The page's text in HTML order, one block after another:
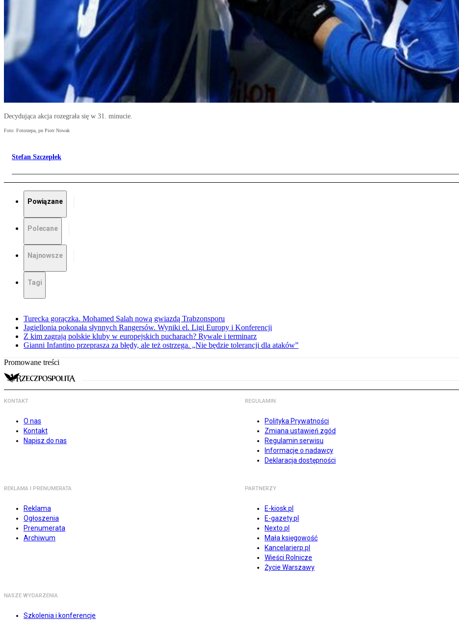
Decydująca akcja rozegrała się w 31. minucie.
Foto: Fotorzepa, pn Piotr Nowak
Stefan Szczepłek
Powiązane
Polecane
Najnowsze
Tagi
Turecka gorączka. Mohamed Salah nową gwiazdą Trabzonsporu
Jagiellonia pokonała słynnych Rangersów. Wyniki el. Ligi Europy i Konferencji
Z kim zagrają polskie kluby w europejskich pucharach? Rywale i terminarz
Gianni Infantino przeprasza za błędy, ale też ostrzega. „Nie będzie tolerancji dla ataków”
Promowane treści
KONTAKT
O nas
Kontakt
Napisz do nas
REGULAMIN
Polityka Prywatności
Zmiana ustawień zgód
Regulamin serwisu
Informacje o nadawcy
Deklaracja dostępności
REKLAMA I PRENUMERATA
Reklama
Ogłoszenia
Prenumerata
Archiwum
PARTNERZY
E-kiosk.pl
E-gazety.pl
Nexto.pl
Mała księgowość
Kancelarierp.pl
Wieści Rolnicze
Życie Warszawy
NASZE WYDARZENIA
Szkolenia i konferencje